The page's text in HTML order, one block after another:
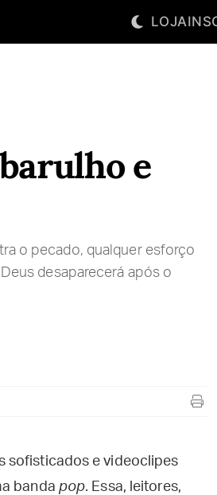
LOJA
e
o pecado, qualquer esforço
desaparecerá após o
sofisticados e videoclipes
banda pop. Essa, leitores,